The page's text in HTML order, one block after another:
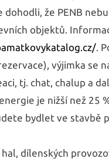
dohodli, že PENB
objektů.
.
výjimka se
tj. chat, chalup a
je nižší než 25
bydlet ve stavbě
dílenských